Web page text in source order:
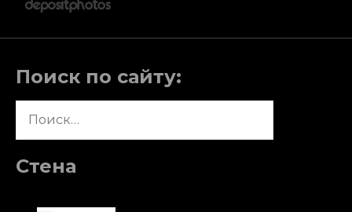
Поиск по сайту:
Стена